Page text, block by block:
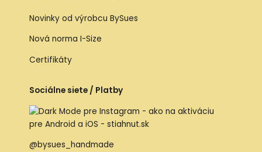
Novinky od výrobcu BySues
Nová norma I-Size
Certifikáty
Sociálne siete / Platby
@bysues_handmade